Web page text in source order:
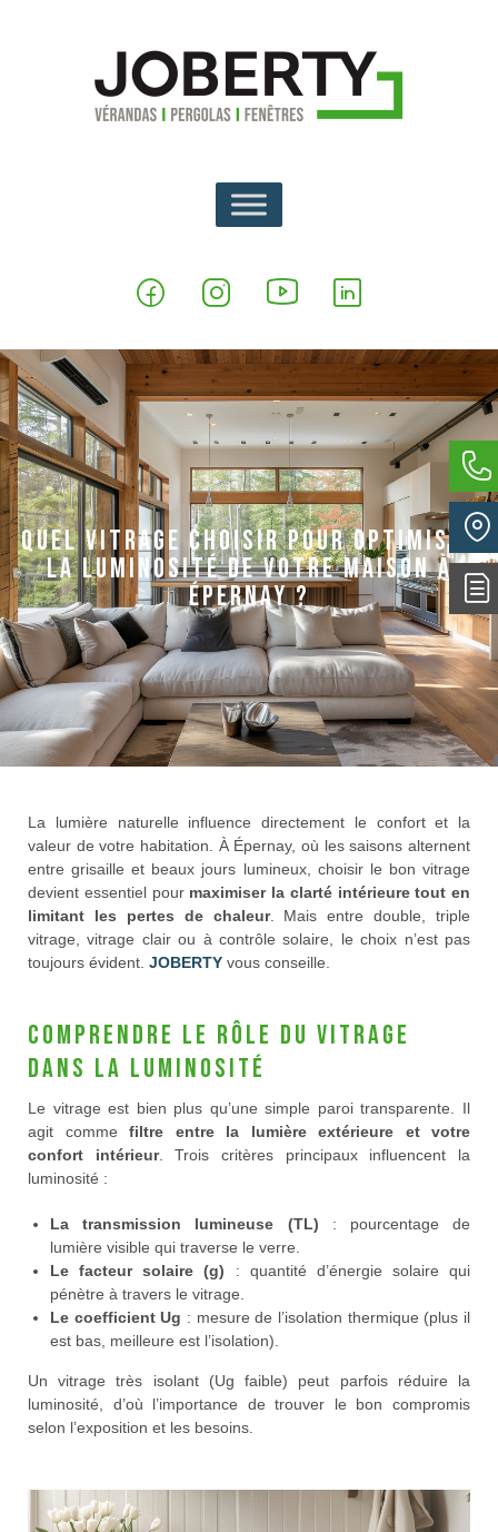
Actualités
Quel vitrage choisir pour optimiser
la luminosité de votre maison à
Épernay ?
La lumière naturelle influence directement le confort et la
valeur de votre habitation. À Épernay, où les saisons alternent
entre grisaille et beaux jours lumineux, choisir le bon vitrage
devient essentiel pour maximiser la clarté intérieure tout en
limitant les pertes de chaleur. Mais entre double, triple
vitrage, vitrage clair ou à contrôle solaire, le choix n’est pas
toujours évident. JOBERTY vous conseille.
Comprendre le rôle du vitrage
dans la luminosité
Le vitrage est bien plus qu’une simple paroi transparente. Il
agit comme filtre entre la lumière extérieure et votre
confort intérieur. Trois critères principaux influencent la
luminosité :
La transmission lumineuse (TL) : pourcentage de
lumière visible qui traverse le verre.
Le facteur solaire (g) : quantité d’énergie solaire qui
pénètre à travers le vitrage.
Le coefficient Ug : mesure de l’isolation thermique (plus il
est bas, meilleure est l’isolation).
Un vitrage très isolant (Ug faible) peut parfois réduire la
luminosité, d’où l’importance de trouver le bon compromis
selon l’exposition et les besoins.